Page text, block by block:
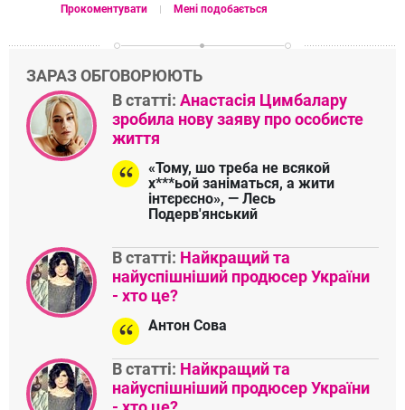
Прокоментувати Мені подобається
ЗАРАЗ ОБГОВОРЮЮТЬ
В статті: Анастасія Цимбалару
зробила нову заяву про особисте
життя
«Тому, шо треба не всякой
х***ьой заніматься, а жити
інтєрєсно», — Лесь
Подерв'янський
В статті: Найкращий та
найуспішніший продюсер України
- хто це?
Антон Сова
В статті: Найкращий та
найуспішніший продюсер України